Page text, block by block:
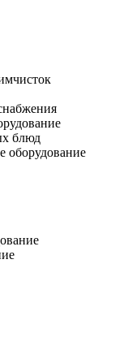
блюд
оборудование